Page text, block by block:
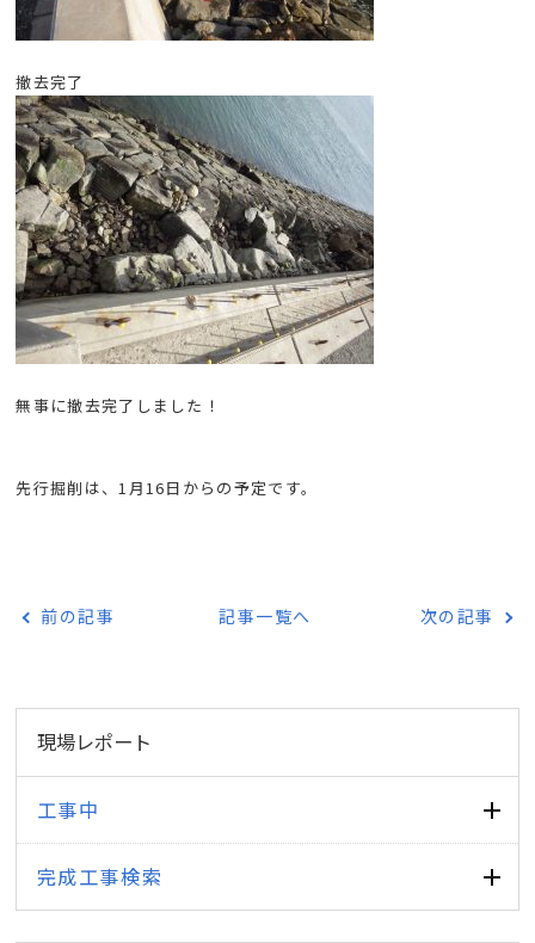
撤去完了
無事に撤去完了しました！
先行掘削は、1月16日からの予定です。
前の記事 記事一覧へ 次の記事
現場レポート
工事中
完成工事検索